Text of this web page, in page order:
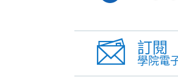
訂閱
學院電